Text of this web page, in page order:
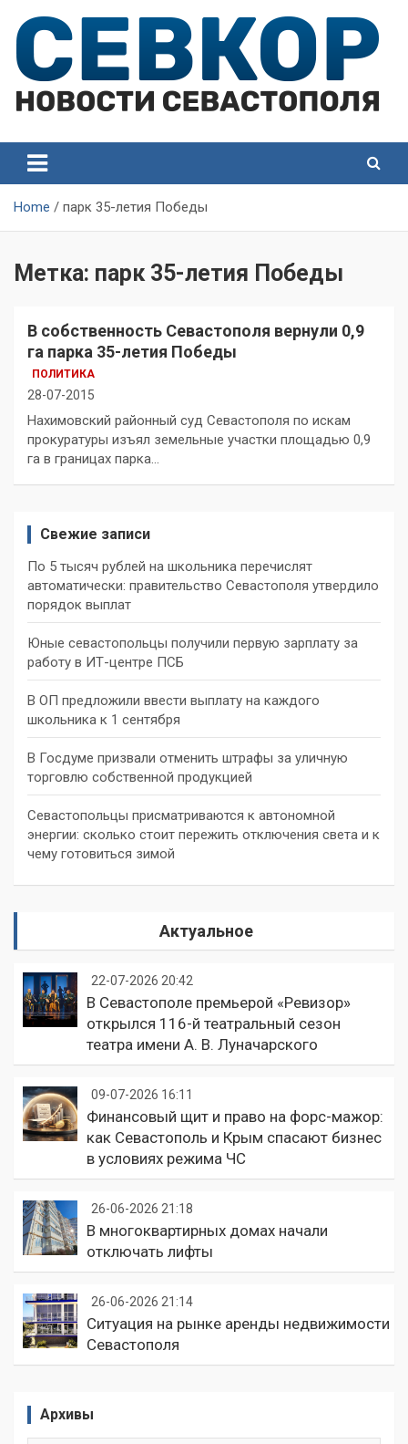
content
Севастополя
Севастополя
Home парк 35-летия Победы
Метка: парк 35-летия Победы
В собственность Севастополя вернули 0,9
га парка 35-летия Победы
ПОЛИТИКА
28-07-2015
Нахимовский районный суд Севастополя по искам
прокуратуры изъял земельные участки площадью 0,9
га в границах парка…
Свежие записи
По 5 тысяч рублей на школьника перечислят
автоматически: правительство Севастополя утвердило
порядок выплат
Юные севастопольцы получили первую зарплату за
работу в ИТ-центре ПСБ
В ОП предложили ввести выплату на каждого
школьника к 1 сентября
В Госдуме призвали отменить штрафы за уличную
торговлю собственной продукцией
Севастопольцы присматриваются к автономной
энергии: сколько стоит пережить отключения света и к
чему готовиться зимой
Актуальное
22-07-2026 20:42
В Севастополе премьерой «Ревизор»
открылся 116-й театральный сезон
театра имени А. В. Луначарского
09-07-2026 16:11
Финансовый щит и право на форс-мажор:
как Севастополь и Крым спасают бизнес
в условиях режима ЧС
26-06-2026 21:18
В многоквартирных домах начали
отключать лифты
26-06-2026 21:14
Ситуация на рынке аренды недвижимости
Севастополя
Архивы